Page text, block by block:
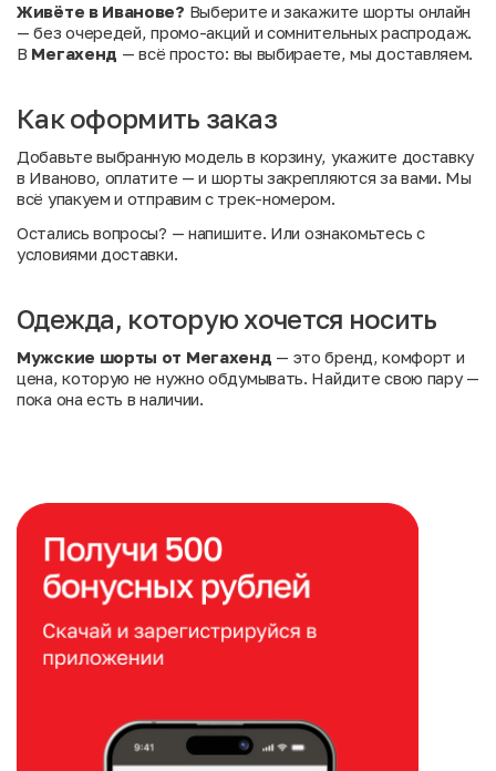
Живёте в Иванове? Выберите и закажите шорты онлайн
— без очередей, промо-акций и сомнительных распродаж.
В Мегахенд — всё просто: вы выбираете, мы доставляем.
Как оформить заказ
Добавьте выбранную модель в корзину, укажите доставку
в Иваново, оплатите — и шорты закрепляются за вами. Мы
всё упакуем и отправим с трек-номером.
Остались вопросы? — напишите. Или ознакомьтесь с
условиями доставки.
Одежда, которую хочется носить
Мужские шорты от Мегахенд — это бренд, комфорт и
цена, которую не нужно обдумывать. Найдите свою пару —
пока она есть в наличии.